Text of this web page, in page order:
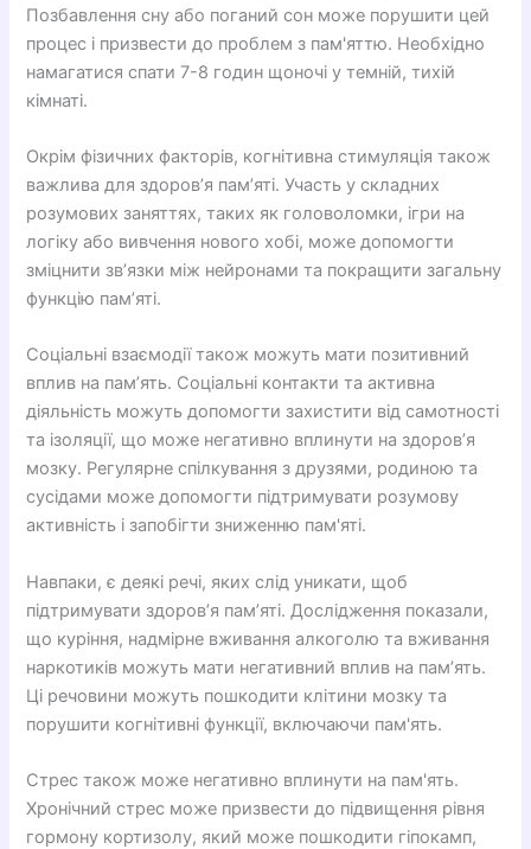
Позбавлення сну або поганий сон може порушити цей
процес і призвести до проблем з пам'яттю. Необхідно
намагатися спати 7-8 годин щоночі у темній, тихій
кімнаті.
Окрім фізичних факторів, когнітивна стимуляція також
важлива для здоров’я пам’яті. Участь у складних
розумових заняттях, таких як головоломки, ігри на
логіку або вивчення нового хобі, може допомогти
зміцнити зв’язки між нейронами та покращити загальну
функцію пам’яті.
Соціальні взаємодії також можуть мати позитивний
вплив на пам’ять. Соціальні контакти та активна
діяльність можуть допомогти захистити від самотності
та ізоляції, що може негативно вплинути на здоров’я
мозку. Регулярне спілкування з друзями, родиною та
сусідами може допомогти підтримувати розумову
активність і запобігти зниженню пам'яті.
Навпаки, є деякі речі, яких слід уникати, щоб
підтримувати здоров’я пам’яті. Дослідження показали,
що куріння, надмірне вживання алкоголю та вживання
наркотиків можуть мати негативний вплив на пам’ять.
Ці речовини можуть пошкодити клітини мозку та
порушити когнітивні функції, включаючи пам'ять.
Стрес також може негативно вплинути на пам'ять.
Хронічний стрес може призвести до підвищення рівня
гормону кортизолу, який може пошкодити гіпокамп,